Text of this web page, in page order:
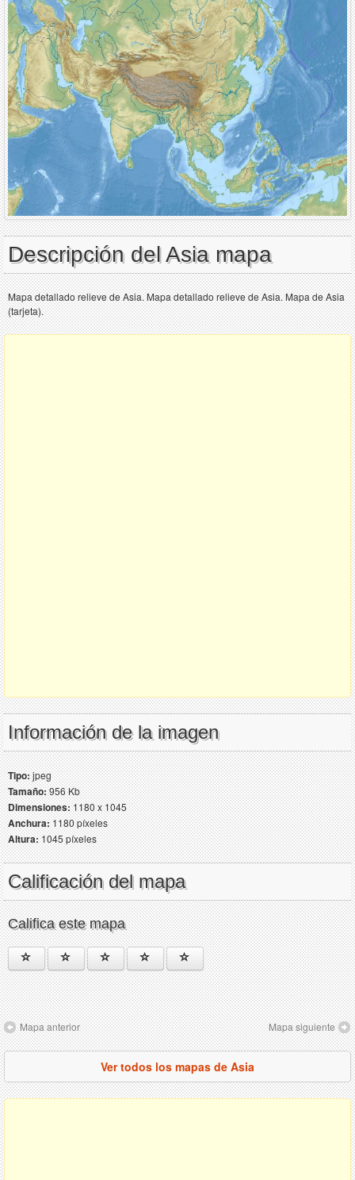
Descripción del Asia mapa
Mapa detallado relieve de Asia. Mapa detallado relieve de Asia. Mapa de Asia
(tarjeta).
Información de la imagen
Tipo:jpeg
Tamaño:956 Kb
Dimensiones:1180 x 1045
Anchura:1180 píxeles
Altura:1045 píxeles
Calificación del mapa
Califica este mapa
Mapa anterior Mapa siguiente
Ver todos los mapas de Asia